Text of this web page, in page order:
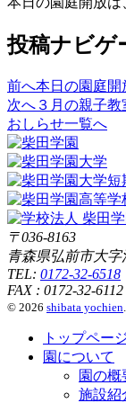
投稿ナビゲ
前へ本日の園庭開
次へ ３月の親子
おしらせ一覧へ
〒036-8163
青森県弘前市大字
TEL: 0172-32-6518
FAX : 0172-32-6112
© 2026 shibata yochien
トップペー
園について
園の概
施設紹